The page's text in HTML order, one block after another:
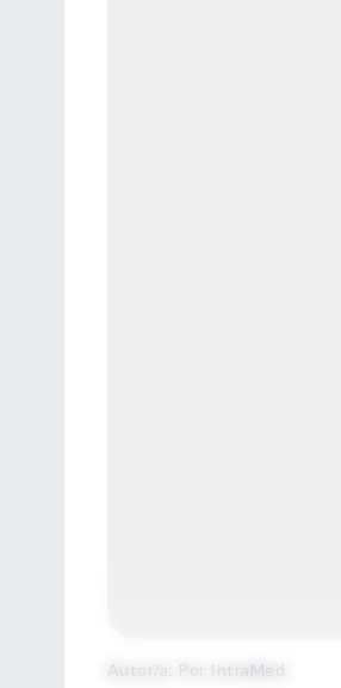
Autor/a: Por IntraMed